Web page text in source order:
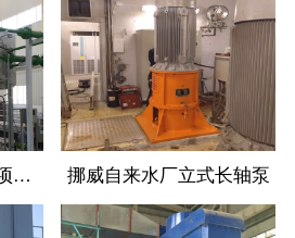
印度尼西亚燃煤火电项目立式长轴循环水泵 挪威自来水厂立式长轴泵